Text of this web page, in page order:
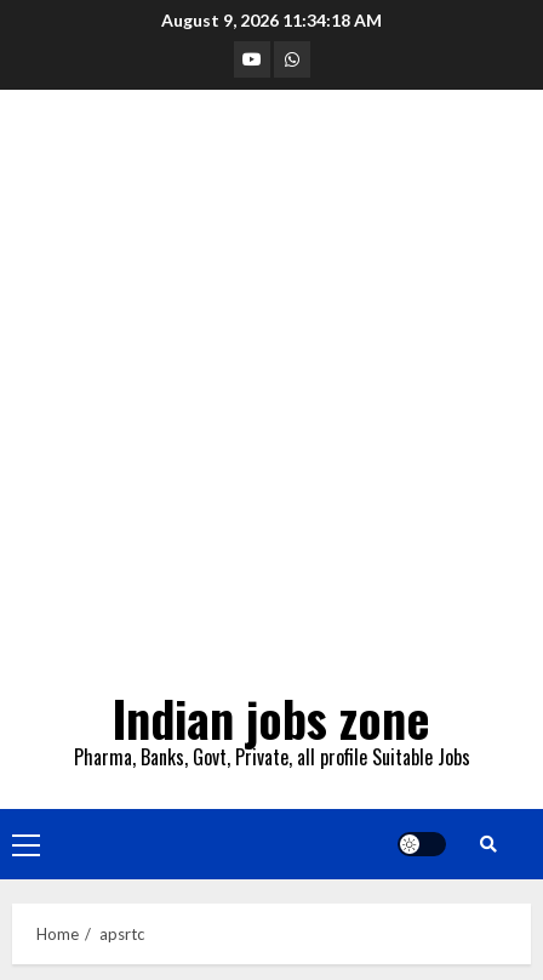
August 9, 2026 11:34:19 AM
YouTubeWhatsapp
Indian jobs zone
Pharma, Banks, Govt, Private, all profile Suitable Jobs
Primary
Menu
Home apsrtc